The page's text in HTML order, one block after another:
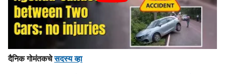
दैनिक गोमंतकचेसदस्य व्हा